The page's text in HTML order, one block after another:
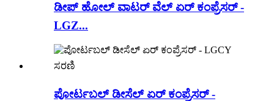
ಡೀಪ್ ಹೋಲ್ ವಾಟರ್ ವೆಲ್ ಏರ್ ಕಂಪ್ರೆಸರ್ -
LGZ...
ಪೋರ್ಟಬಲ್ ಡೀಸೆಲ್ ಏರ್ ಕಂಪ್ರೆಸರ್ -